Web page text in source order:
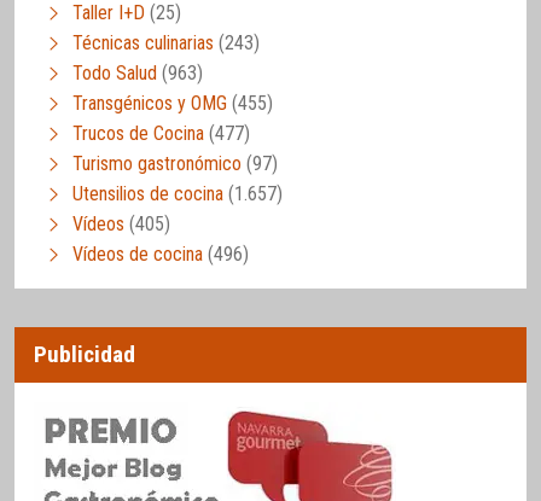
Taller I+D (25)
Técnicas culinarias (243)
Todo Salud (963)
Transgénicos y OMG (455)
Trucos de Cocina (477)
Turismo gastronómico (97)
Utensilios de cocina (1.657)
Vídeos (405)
Vídeos de cocina (496)
Publicidad